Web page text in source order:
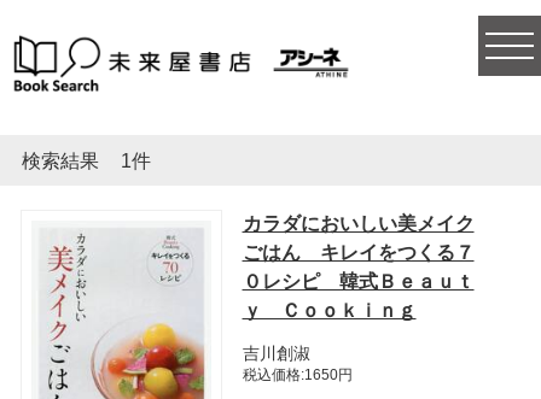
検索結果 1件
カラダにおいしい美メイク
ごはん キレイをつくる７
０レシピ 韓式Ｂｅａｕｔ
ｙ Ｃｏｏｋｉｎｇ
吉川創淑
税込価格:1650円